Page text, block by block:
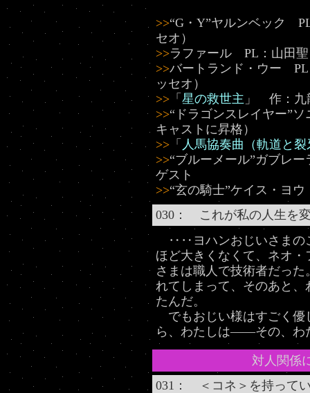
>>“G・Y”ヤルンベック
セオ）
>>ラファール PL：山田聖
>>バートランド・ウー PL
ッセオ）
>> 「 星の救世主 」 作：九
>>“ドラゴンスレイヤー”
キャストに昇格）
>> 「 人馬協奏曲（軌道と
>>“ブルーメール”ガブレ
ゲスト
>>“玄の騎士”ケイス・ヨ
030： これが私の人生を
‥‥ヨハンおじいさまの
ほど大きくなくて、ネオ
さまは職人で技術者だっ
れてしまって、そのあと
たんだ。
でもおじい様はすごく優
ら、わたしは――その、わ
対人関係
031： ＜コネ＞を持って